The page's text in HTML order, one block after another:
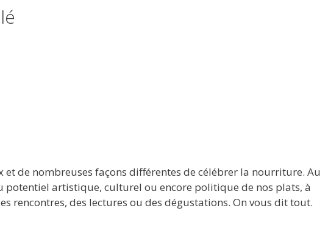
de nombreuses façons différentes de célébrer la nourriture. Au
potentiel artistique, culturel ou encore politique de nos plats, à
rencontres, des lectures ou des dégustations. On vous dit tout.